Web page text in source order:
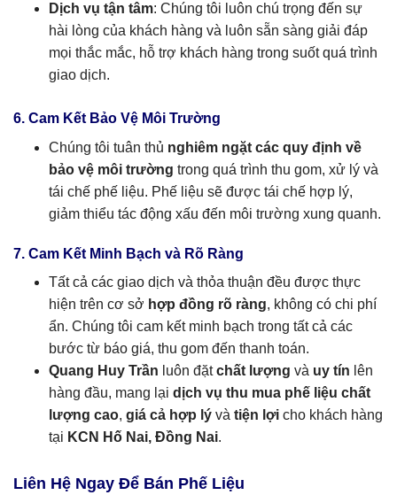
Dịch vụ tận tâm: Chúng tôi luôn chú trọng đến sự
hài lòng của khách hàng và luôn sẵn sàng giải đáp
mọi thắc mắc, hỗ trợ khách hàng trong suốt quá trình
giao dịch.
6. Cam Kết Bảo Vệ Môi Trường
Chúng tôi tuân thủ nghiêm ngặt các quy định về
bảo vệ môi trường trong quá trình thu gom, xử lý và
tái chế phế liệu. Phế liệu sẽ được tái chế hợp lý,
giảm thiểu tác động xấu đến môi trường xung quanh.
7. Cam Kết Minh Bạch và Rõ Ràng
Tất cả các giao dịch và thỏa thuận đều được thực
hiện trên cơ sở hợp đồng rõ ràng, không có chi phí
ẩn. Chúng tôi cam kết minh bạch trong tất cả các
bước từ báo giá, thu gom đến thanh toán.
Quang Huy Trần luôn đặtchất lượng và uy tín lên
hàng đầu, mang lại dịch vụ thu mua phế liệu chất
lượng cao, giá cả hợp lý và tiện lợi cho khách hàng
tại KCN Hố Nai, Đồng Nai.
Liên Hệ Ngay Để Bán Phế Liệu